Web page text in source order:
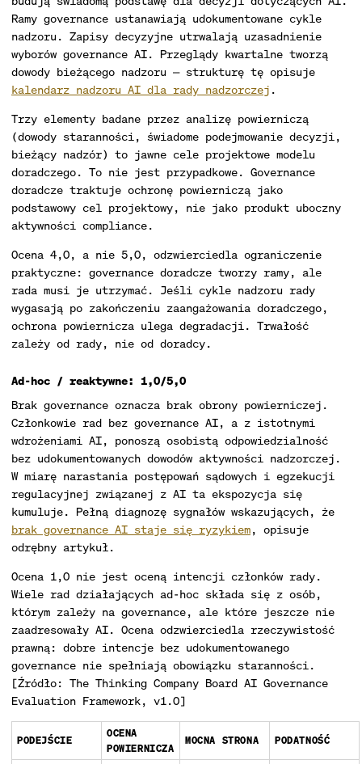
Ramy governance ustanawiają udokumentowane cykle
nadzoru. Zapisy decyzyjne utrwalają uzasadnienie
wyborów governance AI. Przeglądy kwartalne tworzą
dowody bieżącego nadzoru — strukturę tę opisuje
kalendarz nadzoru AI dla rady nadzorczej .
Trzy elementy badane przez analizę powierniczą
(dowody staranności, świadome podejmowanie decyzji,
bieżący nadzór) to jawne cele projektowe modelu
doradczego. To nie jest przypadkowe. Governance
doradcze traktuje ochronę powierniczą jako
podstawowy cel projektowy, nie jako produkt uboczny
aktywności compliance.
Ocena 4,0, a nie 5,0, odzwierciedla ograniczenie
praktyczne: governance doradcze tworzy ramy, ale
rada musi je utrzymać. Jeśli cykle nadzoru rady
wygasają po zakończeniu zaangażowania doradczego,
ochrona powiernicza ulega degradacji. Trwałość
zależy od rady, nie od doradcy.
Ad-hoc / reaktywne: 1,0/5,0
Brak governance oznacza brak obrony powierniczej.
Członkowie rad bez governance AI, a z istotnymi
wdrożeniami AI, ponoszą osobistą odpowiedzialność
bez udokumentowanych dowodów aktywności nadzorczej.
W miarę narastania postępowań sądowych i egzekucji
regulacyjnej związanej z AI ta ekspozycja się
kumuluje. Pełną diagnozę sygnałów wskazujących, że
brak governance AI staje się ryzykiem, opisuje
odrębny artykuł.
Ocena 1,0 nie jest oceną intencji członków rady.
Wiele rad działających ad-hoc składa się z osób,
którym zależy na governance, ale które jeszcze nie
zaadresowały AI. Ocena odzwierciedla rzeczywistość
prawną: dobre intencje bez udokumentowanego
governance nie spełniają obowiązku staranności.
[Źródło: The Thinking Company Board AI Governance
Evaluation Framework, v1.0]
PODEJŚCIE
OCENA
POWIERNICZA
MOCNA STRONA PODATNOŚĆ